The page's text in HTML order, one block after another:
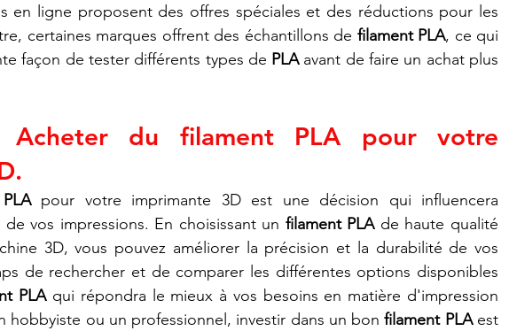
en ligne proposent des offres spéciales et des réductions pour les
certaines marques offrent des échantillons de filament PLA, ce qui
façon de tester différents types de PLA avant de faire un achat plus
Acheter du filament PLA pour votre
pour votre imprimante 3D est une décision qui influencera
vos impressions. En choisissant un filament PLA de haute qualité
3D, vous pouvez améliorer la précision et la durabilité de vos
de rechercher et de comparer les différentes options disponibles
PLA qui répondra le mieux à vos besoins en matière d'impression
hobbyiste ou un professionnel, investir dans un bon filament PLA est